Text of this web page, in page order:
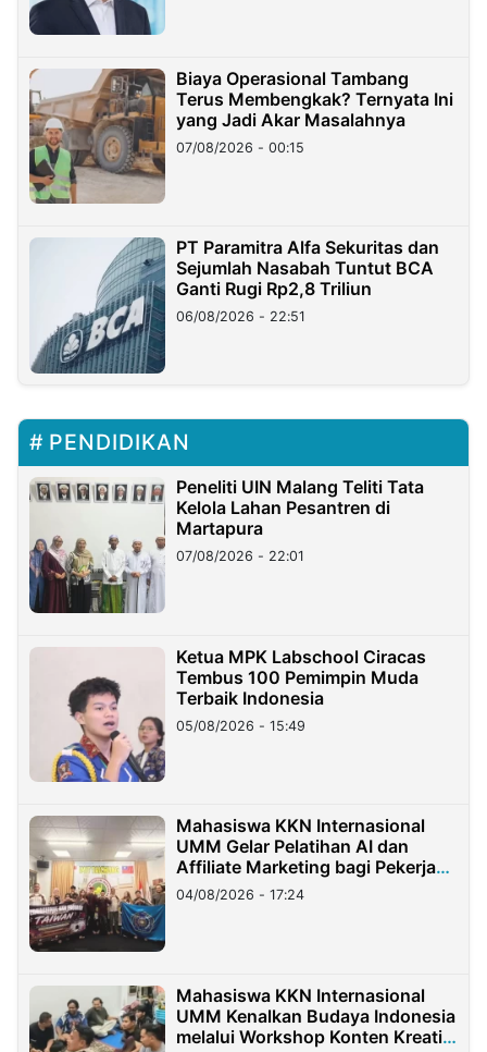
Biaya Operasional Tambang
Terus Membengkak? Ternyata Ini
yang Jadi Akar Masalahnya
07/08/2026 - 00:15
PT Paramitra Alfa Sekuritas dan
Sejumlah Nasabah Tuntut BCA
Ganti Rugi Rp2,8 Triliun
06/08/2026 - 22:51
PENDIDIKAN
Peneliti UIN Malang Teliti Tata
Kelola Lahan Pesantren di
Martapura
07/08/2026 - 22:01
Ketua MPK Labschool Ciracas
Tembus 100 Pemimpin Muda
Terbaik Indonesia
05/08/2026 - 15:49
Mahasiswa KKN Internasional
UMM Gelar Pelatihan AI dan
Affiliate Marketing bagi Pekerja
Migran Indonesia di Taiwan
04/08/2026 - 17:24
Mahasiswa KKN Internasional
UMM Kenalkan Budaya Indonesia
melalui Workshop Konten Kreatif